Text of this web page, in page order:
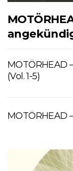
MOTÖRHEAD
(Vol. 1-5)
MOTÖRHEAD